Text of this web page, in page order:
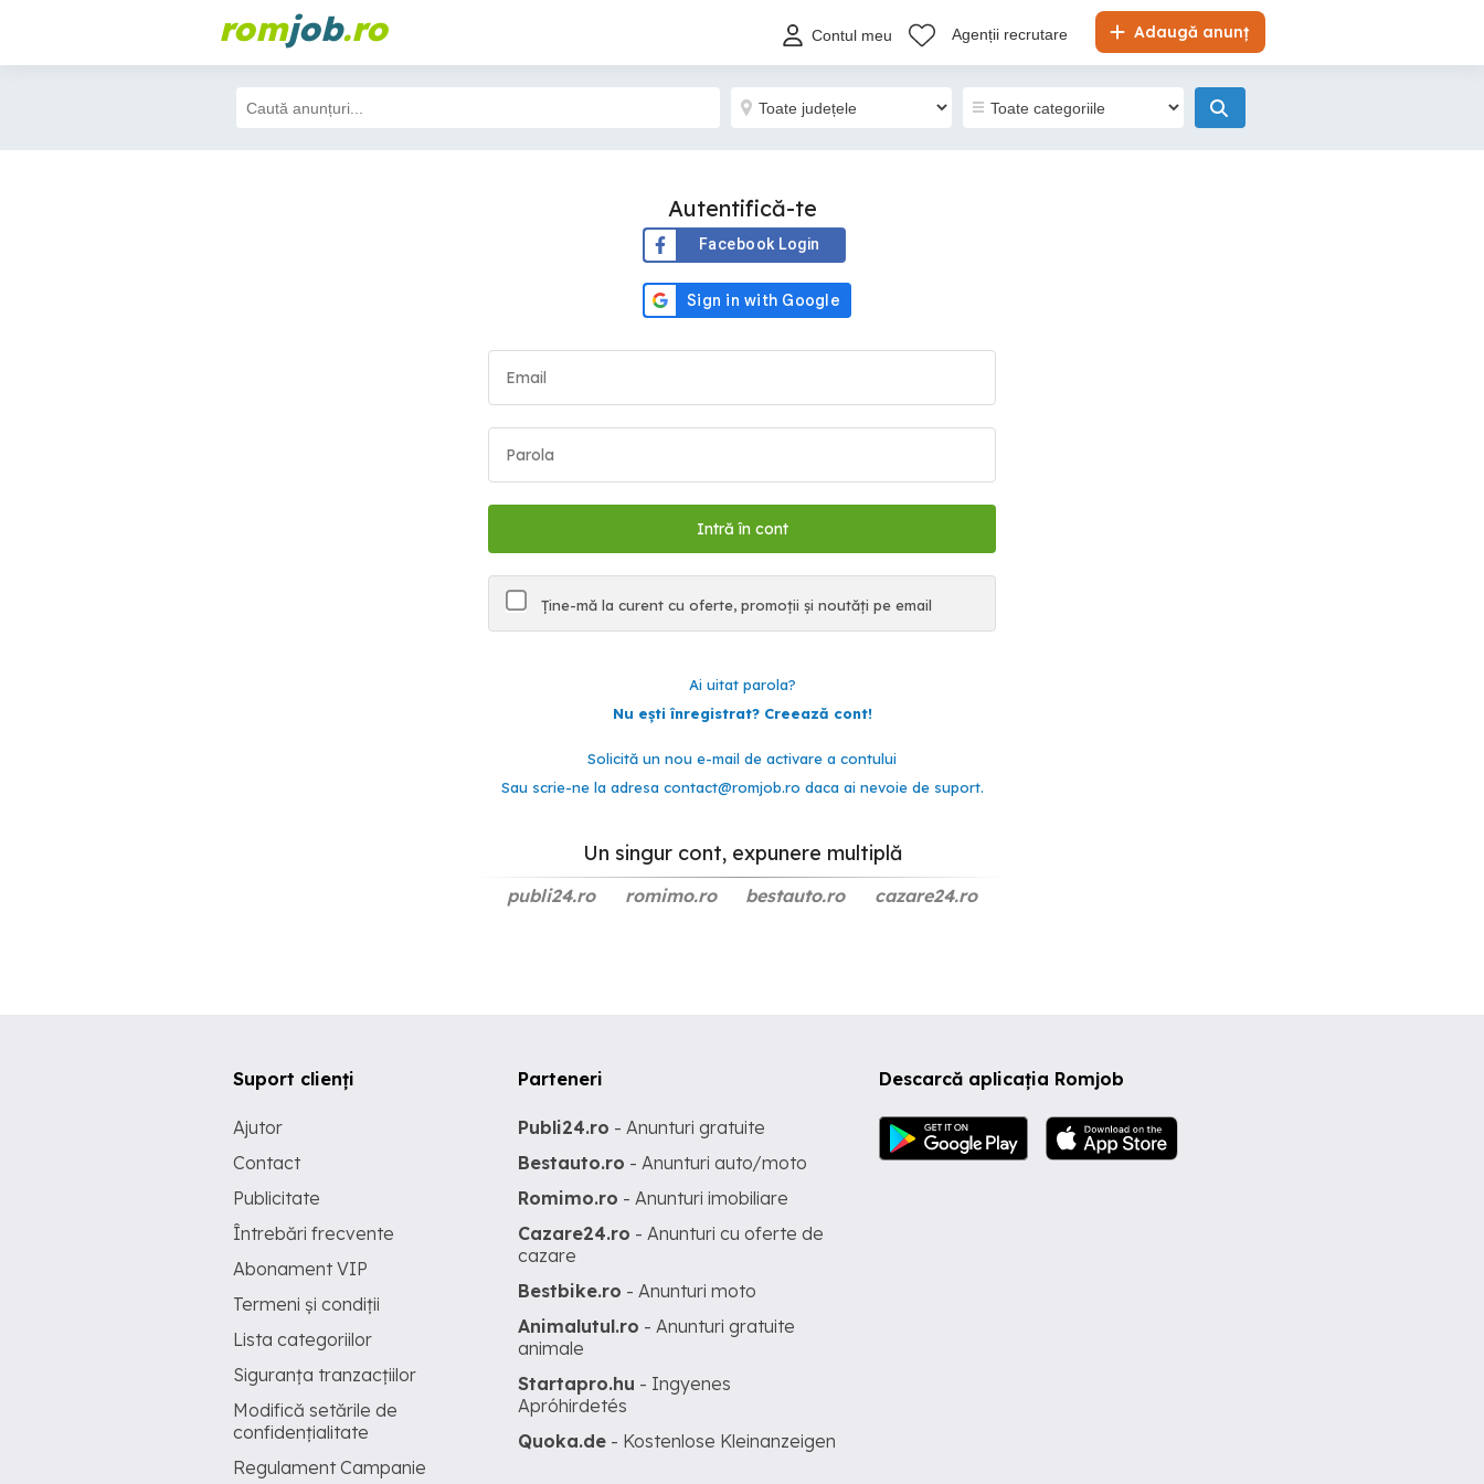
romjob.ro Adaugă anunț
Contul meu Agenții recrutare
Autentifică-te
Facebook Login
Ține-mă la curent cu oferte, promoții și noutăți pe email
Ai uitat parola?
Nu ești înregistrat? Creează cont!
Solicită un nou e-mail de activare a contului
Sau scrie-ne la adresa contact@romjob.ro daca ai nevoie de suport.
Un singur cont, expunere multiplă
publi24.ro romimo.ro bestauto.ro cazare24.ro
Descarcă aplicația Romjob
Suport clienți
Ajutor
Contact
Publicitate
Întrebări frecvente
Abonament VIP
Termeni și condiții
Lista categoriilor
Siguranța tranzacțiilor
Modifică setările de
confidențialitate
Regulament Campanie
Parteneri
Publi24.ro - Anunturi gratuite
Bestauto.ro - Anunturi auto/moto
Romimo.ro - Anunturi imobiliare
Cazare24.ro - Anunturi cu oferte de
cazare
Bestbike.ro - Anunturi moto
Animalutul.ro - Anunturi gratuite
animale
Startapro.hu - Ingyenes
Apróhirdetés
Quoka.de - Kostenlose Kleinanzeigen